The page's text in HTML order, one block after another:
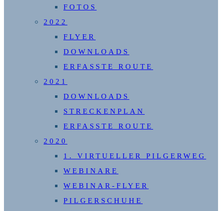
FOTOS
2022
FLYER
DOWNLOADS
ERFASSTE ROUTE
2021
DOWNLOADS
STRECKENPLAN
ERFASSTE ROUTE
2020
1. VIRTUELLER PILGERWEG
WEBINARE
WEBINAR-FLYER
PILGERSCHUHE